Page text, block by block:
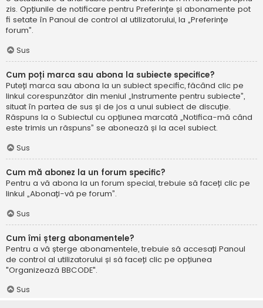
zis. Opțiunile de notificare pentru Preferințe și abonamente pot
fi setate în Panoul de control al utilizatorului, la „Preferințe
forum”.
Sus
Cum poți marca sau abona la subiecte specifice?
Puteți marca sau abona la un subiect specific, făcând clic pe
linkul corespunzător din meniul „Instrumente pentru subiecte”,
situat în partea de sus și de jos a unui subiect de discuție.
Răspuns la o Subiectul cu opțiunea marcată „Notifica-mă când
este trimis un răspuns” se abonează și la acel subiect.
Sus
Cum mă abonez la un forum specific?
Pentru a vă abona la un forum special, trebuie să faceți clic pe
linkul „Abonați-vă pe forum”.
Sus
Cum îmi șterg abonamentele?
Pentru a vă șterge abonamentele, trebuie să accesați Panoul
de control al utilizatorului și să faceți clic pe opțiunea
"Organizează BBCODE".
Sus